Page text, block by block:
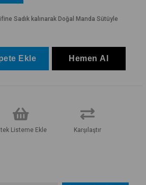
Sadık kalınarak Doğal Manda Sütüyle
Listeme Ekle Karşılaştır